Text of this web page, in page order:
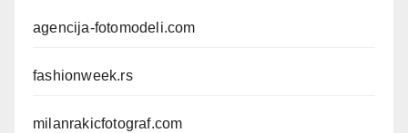
agencija-fotomodeli.com
fashionweek.rs
milanrakicfotograf.com